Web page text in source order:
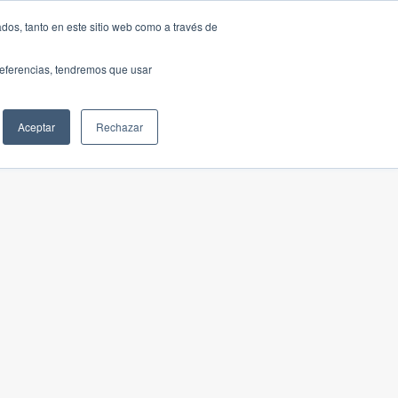
tanto en este sitio web como a través de
tendremos que usar
Aceptar Rechazar